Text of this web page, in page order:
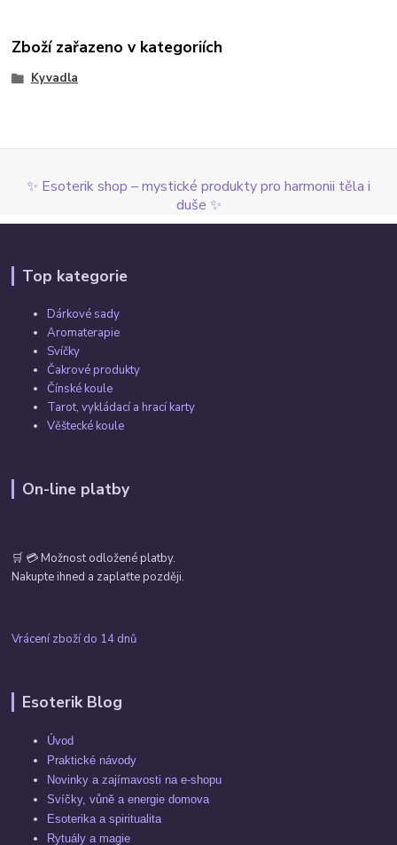
Zboží zařazeno v kategoriích
Kyvadla
✨ Esoterik shop – mystické produkty pro harmonii těla i
duše ✨
Top kategorie
Dárkové sady
Aromaterapie
Svíčky
Čakrové produkty
Čínské koule
Tarot, vykládací a hrací karty
Věštecké koule
On-line platby
🛒 💳 Možnost odložené platby.
Nakupte ihned a zaplaťte později.
Vrácení zboží do 14 dnů
Esoterik Blog
Úvod
Praktické návody
Novinky a zajímavosti na e-shopu
Svíčky, vůně a energie domova
Esoterika a spiritualita
Rytuály a magie